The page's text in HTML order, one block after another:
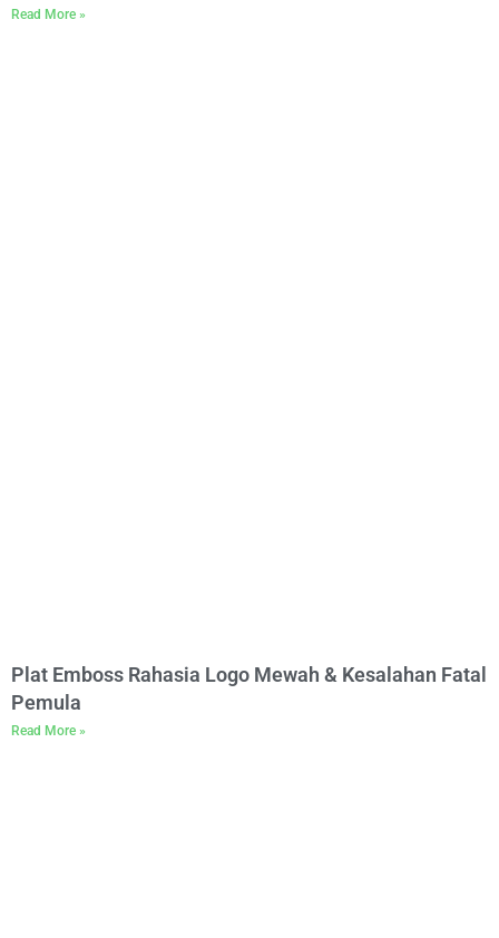
Read More »
Plat Emboss Rahasia Logo Mewah & Kesalahan Fatal
Pemula
Read More »